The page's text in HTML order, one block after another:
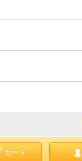
カート